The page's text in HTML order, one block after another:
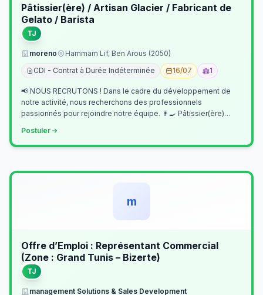
Pâtissier(ère) / Artisan Glacier / Fabricant de
Gelato / Barista
TJ
moreno
Hammam Lif, Ben Arous (2050)
CDI - Contrat à Durée Indéterminée
16/07 1
📢 NOUS RECRUTONS ! Dans le cadre du développement de
notre activité, nous recherchons des professionnels
passionnés pour rejoindre notre équipe. 👨‍🍳 Pâtissier(ère)
Postuler
m
Offre d’Emploi : Représentant Commercial
(Zone : Grand Tunis – Bizerte)
TJ
management Solutions & Sales Development